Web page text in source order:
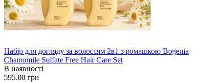
Набір для догляду за волоссям 2в1 з ромашкою Bogenia
Chamomile Sulfate Free Hair Care Set
В наявності
595.00 грн